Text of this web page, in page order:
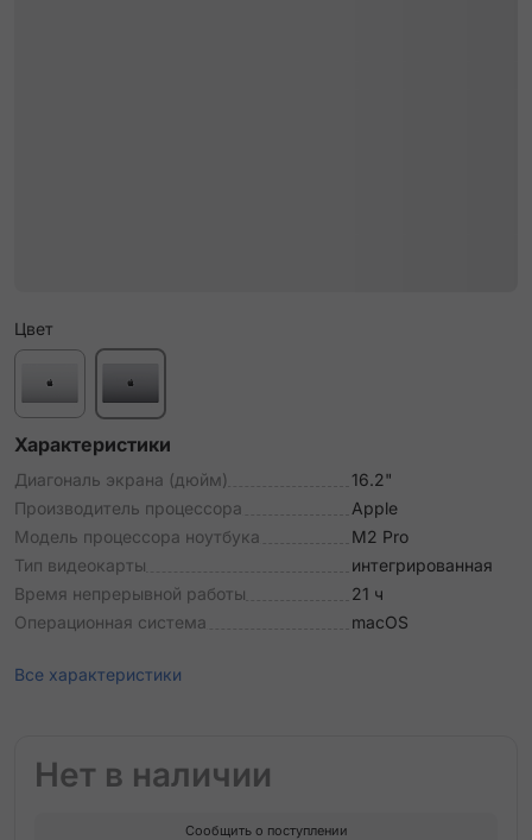
Цвет
Характеристики
Диагональ экрана (дюйм)
16.2"
Производитель процессора
Apple
Модель процессора ноутбука
M2 Pro
Тип видеокарты
интегрированная
Время непрерывной работы
21 ч
Операционная система
macOS
Все характеристики
Нет в наличии
Сообщить о поступлении